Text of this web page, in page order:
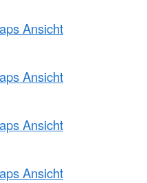
Ansicht
Ansicht
Ansicht
Ansicht